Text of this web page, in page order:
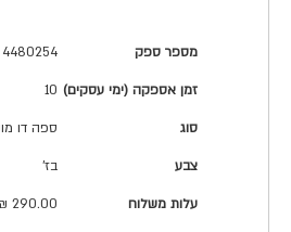
מספר ספק 4480254
זמן אספקה (ימי עסקים) 10
סוג ספה דו
צבע בז'
עלות משלוח 290.00 ₪